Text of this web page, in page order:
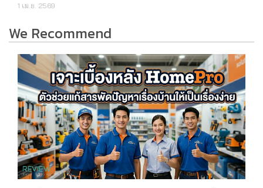
1 เม.ย. 2569
We Recommend